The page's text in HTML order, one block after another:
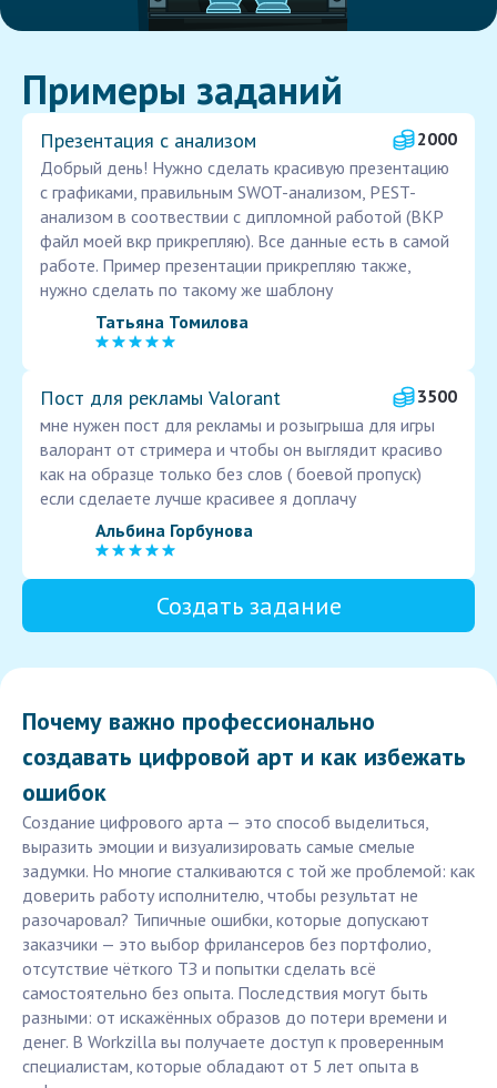
Примеры заданий
Презентация с анализом
2000
Добрый день! Нужно сделать красивую презентацию
с графиками, правильным SWOT-анализом, PEST-
анализом в соотвествии с дипломной работой (ВКР
файл моей вкр прикрепляю). Все данные есть в самой
работе. Пример презентации прикрепляю также,
нужно сделать по такому же шаблону
Татьяна Томилова
Пост для рекламы Valorant
3500
мне нужен пост для рекламы и розыгрыша для игры
валорант от стримера и чтобы он выглядит красиво
как на образце только без слов ( боевой пропуск)
если сделаете лучше красивее я доплачу
Альбина Горбунова
Создать задание
Почему важно профессионально
создавать цифровой арт и как избежать
ошибок
Создание цифрового арта — это способ выделиться,
выразить эмоции и визуализировать самые смелые
задумки. Но многие сталкиваются с той же проблемой: как
доверить работу исполнителю, чтобы результат не
разочаровал? Типичные ошибки, которые допускают
заказчики — это выбор фрилансеров без портфолио,
отсутствие чёткого ТЗ и попытки сделать всё
самостоятельно без опыта. Последствия могут быть
разными: от искажённых образов до потери времени и
денег. В Workzilla вы получаете доступ к проверенным
специалистам, которые обладают от 5 лет опыта в